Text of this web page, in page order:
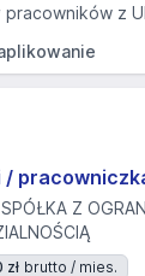
pracowników z
Z
zł brutto / mies.